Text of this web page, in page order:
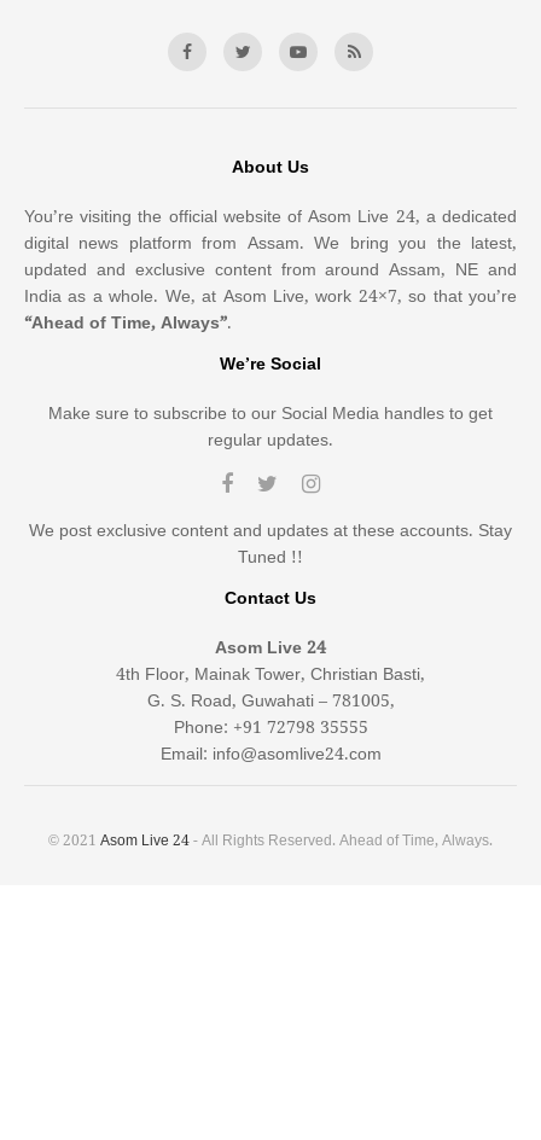
About Us
You’re visiting the official website of Asom Live 24, a dedicated
digital news platform from Assam. We bring you the latest,
updated and exclusive content from around Assam, NE and
India as a whole. We, at Asom Live, work 24×7, so that you’re
“Ahead of Time, Always”.
We’re Social
Make sure to subscribe to our Social Media handles to get
regular updates.
We post exclusive content and updates at these accounts. Stay
Tuned !!
Contact Us
Asom Live 24
4th Floor, Mainak Tower, Christian Basti,
G. S. Road, Guwahati – 781005,
Phone: +91 72798 35555
Email: info@asomlive24.com
© 2021 Asom Live 24- All Rights Reserved. Ahead of Time, Always.